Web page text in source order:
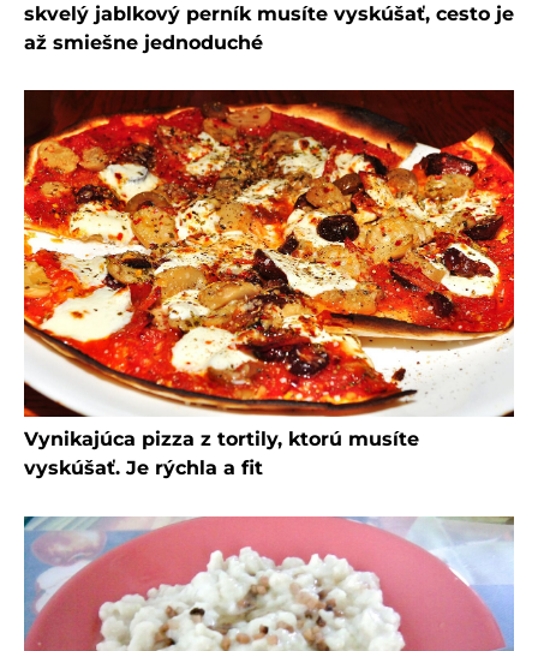
skvelý jablkový perník musíte vyskúšať, cesto je
až smiešne jednoduché
Vynikajúca pizza z tortily, ktorú musíte
vyskúšať. Je rýchla a fit